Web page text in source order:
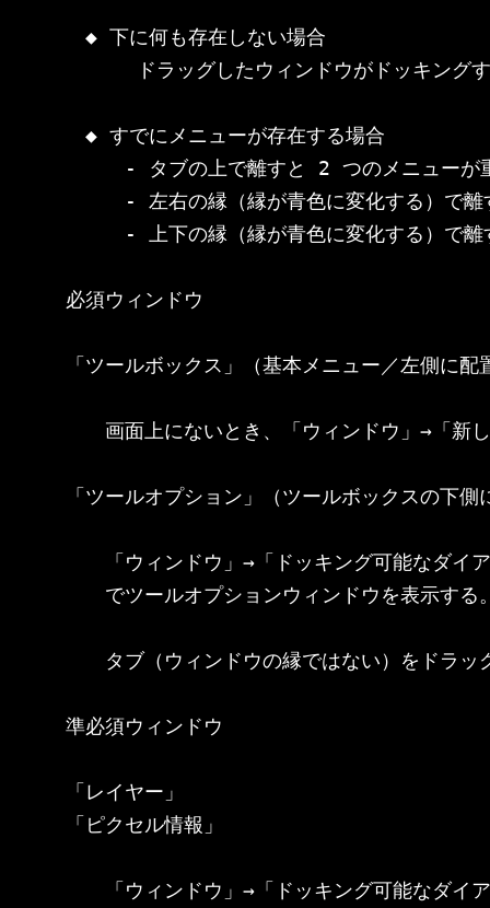
◆ 下に何も存在しない場合
ドラッグしたウィンドウがドッキング
◆ すでにメニューが存在する場合
- タブの上で離すと 2 つのメニューが重
- 左右の縁（縁が青色に変化する）で離
- 上下の縁（縁が青色に変化する）で離
必須ウィンドウ
「ツールボックス」（基本メニュー／左側に配
画面上にないとき、「ウィンドウ」→「新
「ツールオプション」（ツールボックスの下側
「ウィンドウ」→「ドッキング可能なダイ
でツールオプションウィンドウを表示する
タブ（ウィンドウの縁ではない）をドラッ
準必須ウィンドウ
「レイヤー」
「ピクセル情報」